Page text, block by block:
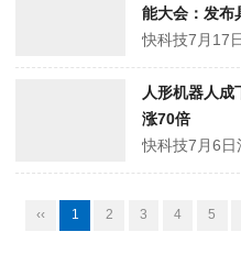
能大会：发布
人形机器人
涨70倍
‹‹ 1 2 3 4 5